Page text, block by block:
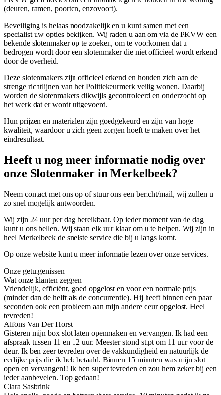
(deuren, ramen, poorten, enzovoort).
Beveiliging is helaas noodzakelijk en u kunt samen met een
specialist uw opties bekijken. Wij raden u aan om via de PKVW een
bekende slotenmaker op te zoeken, om te voorkomen dat u
bedrogen wordt door een slotenmaker die niet officieel wordt erkend
door de overheid.
Deze slotenmakers zijn officieel erkend en houden zich aan de
strenge richtlijnen van het Politiekeurmerk veilig wonen. Daarbij
worden de slotenmakers dikwijls gecontroleerd en onderzocht op
het werk dat er wordt uitgevoerd.
Hun prijzen en materialen zijn goedgekeurd en zijn van hoge
kwaliteit, waardoor u zich geen zorgen hoeft te maken over het
eindresultaat.
Heeft u nog meer informatie nodig over
onze Slotenmaker in Merkelbeek?
Neem contact met ons op of stuur ons een bericht/mail, wij zullen u
zo snel mogelijk antwoorden.
Wij zijn 24 uur per dag bereikbaar. Op ieder moment van de dag
kunt u ons bellen. Wij staan elk uur klaar om u te helpen. Wij zijn in
heel Merkelbeek de snelste service die bij u langs komt.
Op onze website kunt u meer informatie lezen over onze services.
Onze getuigenissen
Wat onze klanten zeggen
Vriendelijk, efficiënt, goed opgelost en voor een normale prijs
(minder dan de helft als de concurrentie). Hij heeft binnen een paar
seconden ook een probleem aan mijn andere deur opgelost. Heel
tevreden!
Alfons Van Der Horst
Gisteren mijn box slot laten openmaken en vervangen. Ik had een
afspraak tussen 11 en 12 uur. Meester stond stipt om 11 uur voor de
deur. Ik ben zeer tevreden over de vakkundigheid en natuurlijk de
eerlijke prijs die ik heb betaald. Binnen 15 minuten was mijn slot
open en vervangen!! Ik ben super tevreden en zou hem zeker bij een
ieder aanbevelen. Top gedaan!
Clara Sasbrink